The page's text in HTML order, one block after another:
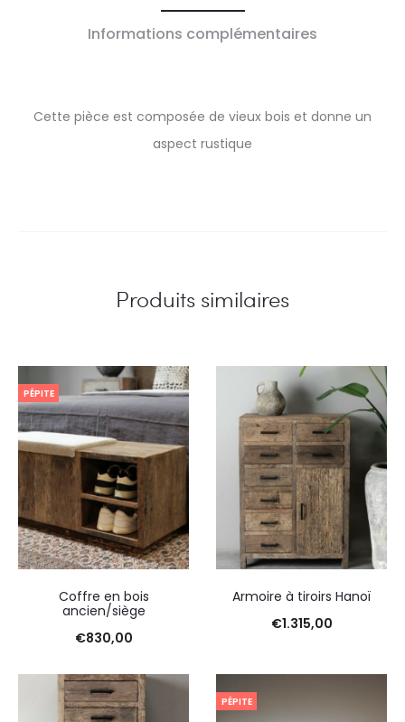
Informations complémentaires
Cette pièce est composée de vieux bois et donne un
aspect rustique
Produits similaires
PÉPITE
Coffre en bois
ancien/siège
€830,00
Armoire à tiroirs Hanoï
€1.315,00
PÉPITE